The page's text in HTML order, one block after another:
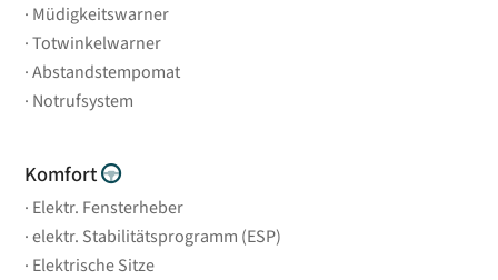
Müdigkeitswarner
Totwinkelwarner
Abstandstempomat
Notrufsystem
Komfort
Elektr. Fensterheber
elektr. Stabilitätsprogramm (ESP)
Elektrische Sitze